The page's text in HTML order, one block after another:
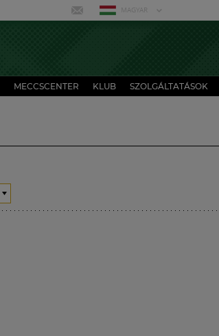
MAGYAR
MECCSCENTER KLUB SZOLGÁLTATÁSOK